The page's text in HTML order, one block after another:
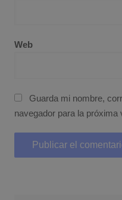
Web
Guarda mi nombre,
navegador para la próxima